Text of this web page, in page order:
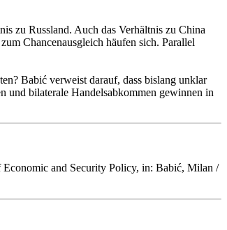
zu Russland. Auch das Verhältnis zu China
Chancenausgleich häufen sich. Parallel
Babić verweist darauf, dass bislang unklar
und bilaterale Handelsabkommen gewinnen in
and Security Policy, in: Babić, Milan /